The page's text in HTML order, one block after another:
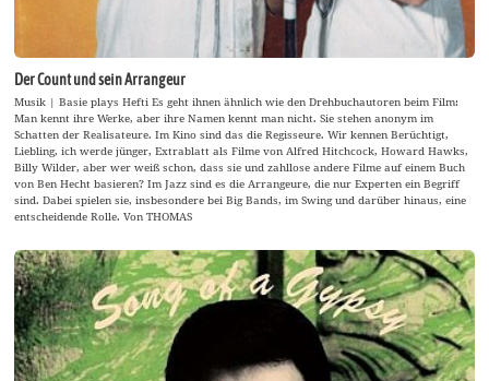
Der Count und sein Arrangeur
Musik | Basie plays Hefti Es geht ihnen ähnlich wie den Drehbuchautoren beim Film:
Man kennt ihre Werke, aber ihre Namen kennt man nicht. Sie stehen anonym im
Schatten der Realisateure. Im Kino sind das die Regisseure. Wir kennen Berüchtigt,
Liebling, ich werde jünger, Extrablatt als Filme von Alfred Hitchcock, Howard Hawks,
Billy Wilder, aber wer weiß schon, dass sie und zahllose andere Filme auf einem Buch
von Ben Hecht basieren? Im Jazz sind es die Arrangeure, die nur Experten ein Begriff
sind. Dabei spielen sie, insbesondere bei Big Bands, im Swing und darüber hinaus, eine
entscheidende Rolle. Von THOMAS